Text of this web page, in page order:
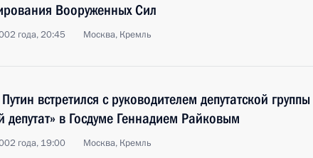
Вооруженных Сил
года, 20:45 Москва, Кремль
встретился с руководителем депутатской группы
депутат» в Госдуме Геннадием Райковым
года, 19:00 Москва, Кремль